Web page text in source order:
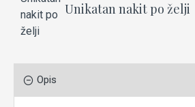
Unikatan nakit po želji
Opis